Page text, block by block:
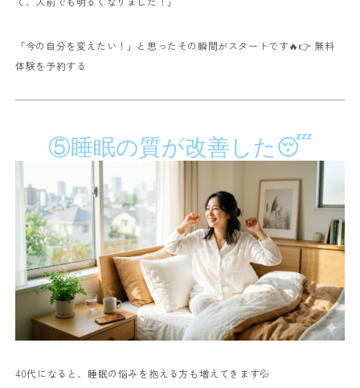
「今の自分を変えたい！」と思ったその瞬間がスタートです🔥👉 無料
体験を予約する
⑤睡眠の質が改善した😴
40代になると、睡眠の悩みを抱える方も増えてきます💦